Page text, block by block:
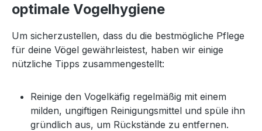
optimale Vogelhygiene
Um sicherzustellen, dass du die bestmögliche Pflege
für deine Vögel gewährleistest, haben wir einige
nützliche Tipps zusammengestellt:
Reinige den Vogelkäfig regelmäßig mit einem
milden, ungiftigen Reinigungsmittel und spüle ihn
gründlich aus, um Rückstände zu entfernen.